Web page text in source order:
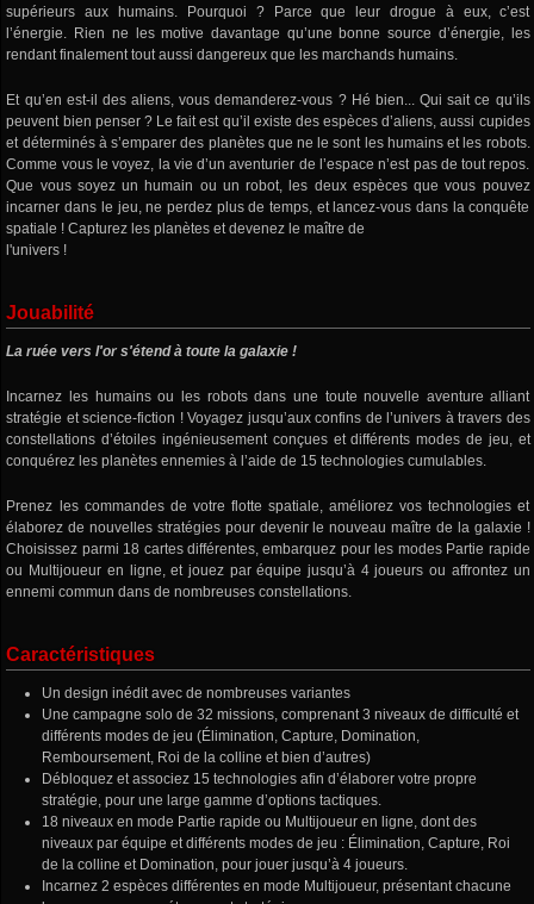
supérieurs aux humains. Pourquoi ? Parce que leur drogue à eux, c’est
l’énergie. Rien ne les motive davantage qu’une bonne source d’énergie, les
rendant finalement tout aussi dangereux que les marchands humains.
Et qu’en est-il des aliens, vous demanderez-vous ? Hé bien... Qui sait ce qu’ils
peuvent bien penser ? Le fait est qu’il existe des espèces d’aliens, aussi cupides
et déterminés à s’emparer des planètes que ne le sont les humains et les robots.
Comme vous le voyez, la vie d’un aventurier de l’espace n’est pas de tout repos.
Que vous soyez un humain ou un robot, les deux espèces que vous pouvez
incarner dans le jeu, ne perdez plus de temps, et lancez-vous dans la conquête
spatiale ! Capturez les planètes et devenez le maître de
l'univers !
Jouabilité
La ruée vers l'or s'étend à toute la galaxie !
Incarnez les humains ou les robots dans une toute nouvelle aventure alliant
stratégie et science-fiction ! Voyagez jusqu’aux confins de l’univers à travers des
constellations d’étoiles ingénieusement conçues et différents modes de jeu, et
conquérez les planètes ennemies à l’aide de 15 technologies cumulables.
Prenez les commandes de votre flotte spatiale, améliorez vos technologies et
élaborez de nouvelles stratégies pour devenir le nouveau maître de la galaxie !
Choisissez parmi 18 cartes différentes, embarquez pour les modes Partie rapide
ou Multijoueur en ligne, et jouez par équipe jusqu’à 4 joueurs ou affrontez un
ennemi commun dans de nombreuses constellations.
Caractéristiques
Un design inédit avec de nombreuses variantes
Une campagne solo de 32 missions, comprenant 3 niveaux de difficulté et
différents modes de jeu (Élimination, Capture, Domination,
Remboursement, Roi de la colline et bien d’autres)
Débloquez et associez 15 technologies afin d’élaborer votre propre
stratégie, pour une large gamme d’options tactiques.
18 niveaux en mode Partie rapide ou Multijoueur en ligne, dont des
niveaux par équipe et différents modes de jeu : Élimination, Capture, Roi
de la colline et Domination, pour jouer jusqu’à 4 joueurs.
Incarnez 2 espèces différentes en mode Multijoueur, présentant chacune